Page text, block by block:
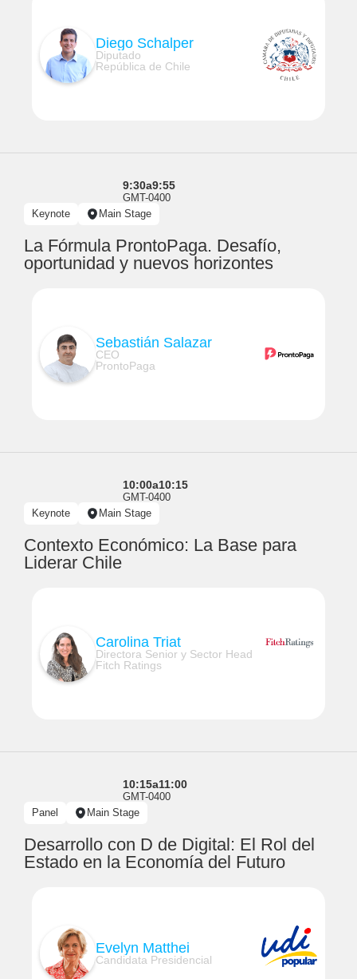
Diego Schalper
Diputado
República de Chile
9:30a9:55
GMT-0400
Keynote
Main Stage
La Fórmula ProntoPaga. Desafío,
oportunidad y nuevos horizontes
Sebastián Salazar
CEO
ProntoPaga
10:00a10:15
GMT-0400
Keynote
Main Stage
Contexto Económico: La Base para
Liderar Chile
Carolina Triat
Directora Senior y Sector Head
Fitch Ratings
10:15a11:00
GMT-0400
Panel
Main Stage
Desarrollo con D de Digital: El Rol del
Estado en la Economía del Futuro
Evelyn Matthei
Candidata Presidencial